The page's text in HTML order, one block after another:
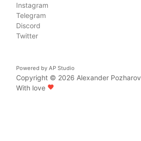
Instagram
Telegram
Discord
Twitter
Powered by AP Studio
Copyright © 2026 Alexander Pozharov
With love favorite